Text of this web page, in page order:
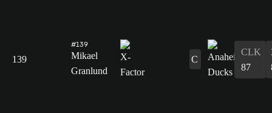
139
#139
Mikael
Granlund
C
CLK
87